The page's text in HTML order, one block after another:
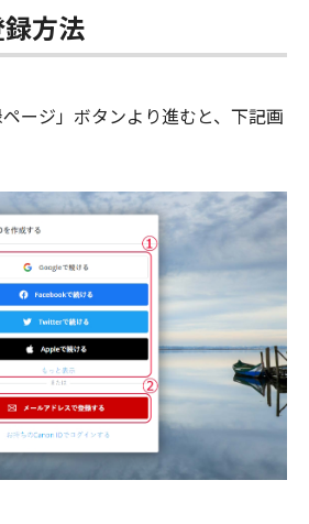
方法
ページ」ボタンより進むと、下記画